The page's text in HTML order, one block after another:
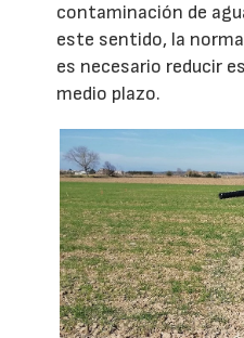
contaminación de
este sentido, la
es necesario reducir
medio plazo.